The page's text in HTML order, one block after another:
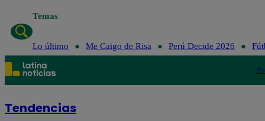
Temas
Lo último Me Caigo de Risa Perú Decide 2026
Tendencias